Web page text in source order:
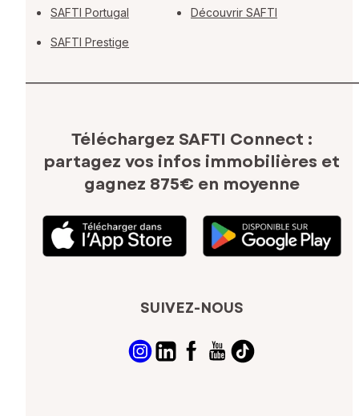
SAFTI Portugal
SAFTI Prestige
Découvrir SAFTI
Téléchargez SAFTI Connect :
partagez vos infos immobilières et
gagnez 875€ en moyenne
SUIVEZ-NOUS